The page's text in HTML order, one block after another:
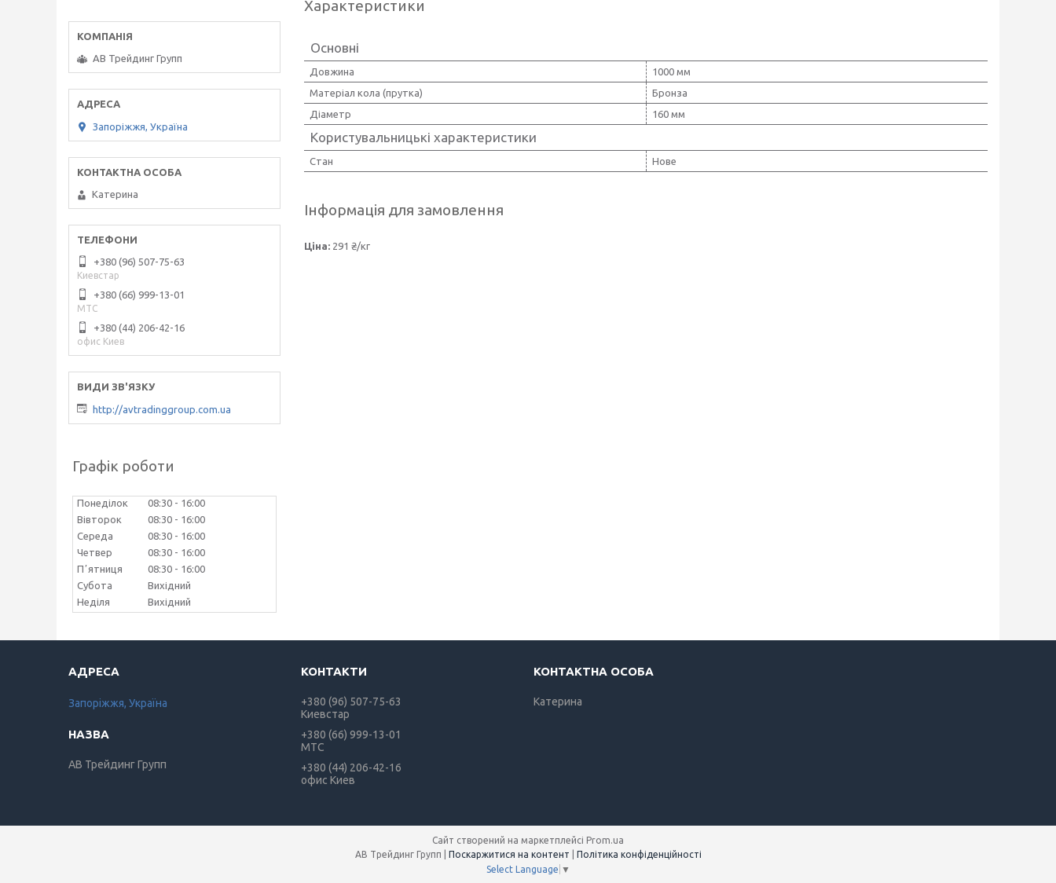
Характеристики
Основні
Довжина
1000 мм
Матеріал кола (прутка)
Бронза
Діаметр
160 мм
Користувальницькі характеристики
Стан Нове
Інформація для замовлення
Ціна: 291 ₴/кг
АВ Трейдинг Групп
Запоріжжя, Україна
Катерина
+380 (96) 507-75-63
Киевстар
+380 (66) 999-13-01
МТС
+380 (44) 206-42-16
офис Киев
http://avtradinggroup.com.ua
Графік роботи
Понеділок 08:30
16:00
Вівторок
08:30
16:00
Середа
08:30
16:00
Четвер
08:30
16:00
Пʼятниця
08:30
16:00
Субота
Вихідний
Неділя
Вихідний
Запоріжжя, Україна
АВ Трейдинг Групп
+380 (96) 507-75-63
Киевстар
+380 (66) 999-13-01
МТС
+380 (44) 206-42-16
офис Киев
Катерина
Сайт створений на маркетплейсі Prom.ua
Поскаржитися на контент
Політика конфіденційності
Select Language ▼